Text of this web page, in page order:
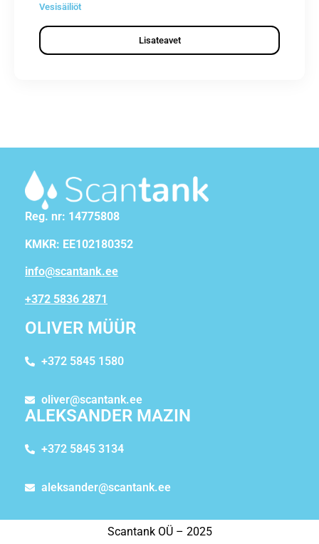
Vesisäiliöt
Lisateavet
Reg. nr: 14775808
KMKR: EE102180352
info@scantank.ee
+372 5836 2871
OLIVER MÜÜR
+372 5845 1580
oliver@scantank.ee
ALEKSANDER MAZIN
+372 5845 3134
aleksander@scantank.ee
Scantank OÜ – 2025